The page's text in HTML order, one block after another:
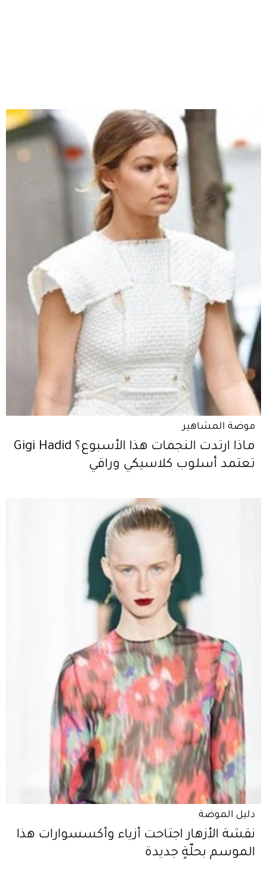
موضة المشاهير
ماذا ارتدت النجمات هذا الأسبوع؟ Gigi Hadid
تعتمد أسلوب كلاسيكي وراقي
دليل الموضة
نقشة الأزهار اجتاحت أزياء وأكسسوارات هذا
الموسم بحلّةٍ جديدة